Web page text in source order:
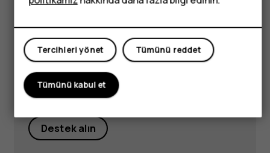
Visit our support hub for
answers and support.
Destek alın
Tümünü reddet
Tercihleri yönet
Tümünü kabul et